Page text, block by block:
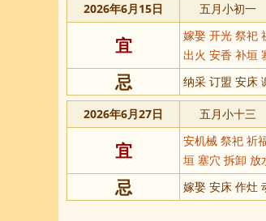
2026年6月15日 五月小初一
宜
嫁娶 开光 祭祀
出火 安香 补垣
忌 纳采 订盟 安床
2026年6月27日 五月小十三
宜
安机械 祭祀 祈
垣 塞穴 拆卸 放
忌 嫁娶 安床 作灶